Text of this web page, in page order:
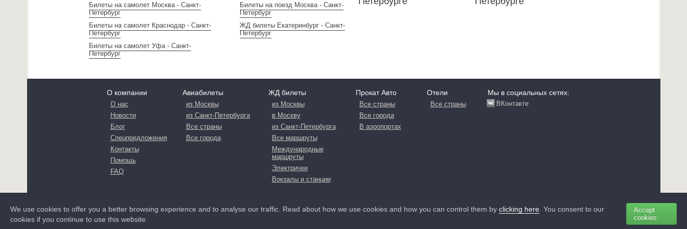
Билеты на самолет Москва - Санкт-
Петербург
Билеты на самолет Краснодар - Санкт-
Петербург
Билеты на самолет Уфа - Санкт-
Петербург
Билеты на поезд Москва - Санкт-
Петербург
ЖД билеты Екатеринбург - Санкт-
Петербург
О компании
О нас
Новости
Блог
Спецпредложения
Контакты
Помощь
FAQ
Авиабилеты
из Москвы
из Санкт-Петербурга
Все страны
Все города
ЖД билеты
из Москвы
в Москву
из Санкт-Петербурга
Все маршруты
Международные
маршруты
Электрички
Вокзалы и станции
Прокат Авто
Все страны
Все города
В аэропортах
Отели
Все страны
Мы в социальных сетях:
ВКонтакте
© FLYDEX 2013-2026
+7(495) 258-85-87 Москва
We use cookies to offer you a better browsing experience and to analyse our traffic. Read about how we use cookies and how you can control them by clicking here . You consent to our
cookies if you continue to use this website.
Accept
cookies